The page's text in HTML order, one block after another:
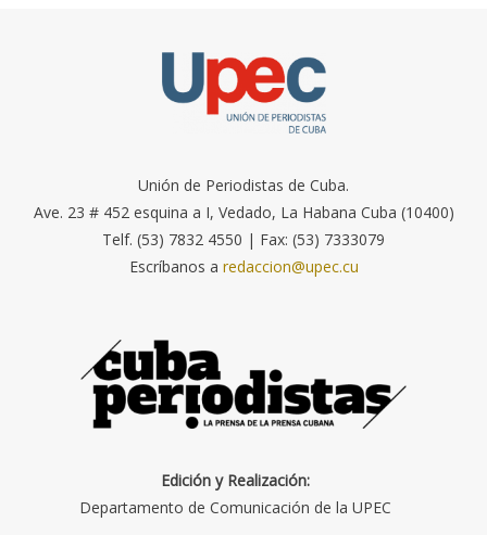
Unión de Periodistas de Cuba.
Ave. 23 # 452 esquina a I, Vedado, La Habana Cuba (10400)
Telf. (53) 7832 4550 | Fax: (53) 7333079
Escríbanos a redaccion@upec.cu
Edición y Realización:
Departamento de Comunicación de la UPEC